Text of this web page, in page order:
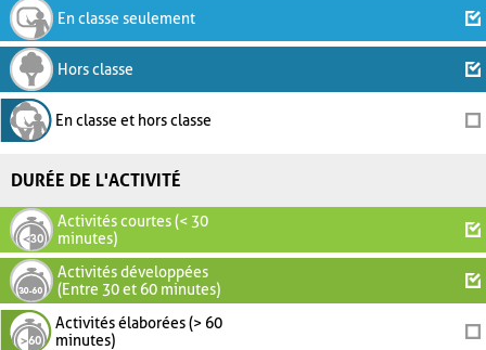
En classe seulement
Hors classe
En classe et hors classe
DURÉE DE L'ACTIVITÉ
Activités courtes (< 30
minutes)
Activités développées
(Entre 30 et 60 minutes)
Activités élaborées (> 60
minutes)